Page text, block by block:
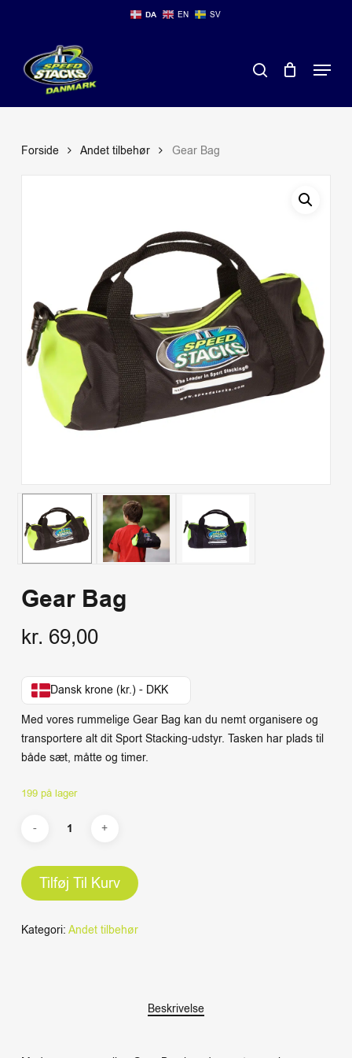
content
DA EN SV
search Menu
Forside Andet tilbehør Gear Bag
Gear Bag
kr. 69,00
Dansk krone (kr.) - DKK
Med vores rummelige Gear Bag kan du nemt organisere og
transportere alt dit Sport Stacking-udstyr. Tasken har plads til
både sæt, måtte og timer.
199 på lager
Tilføj Til Kurv
Kategori: Andet tilbehør
Beskrivelse
Menu